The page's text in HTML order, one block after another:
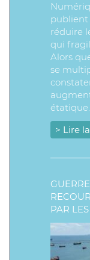
publient
réduire
qui
Alors
se
> Lire
PAR